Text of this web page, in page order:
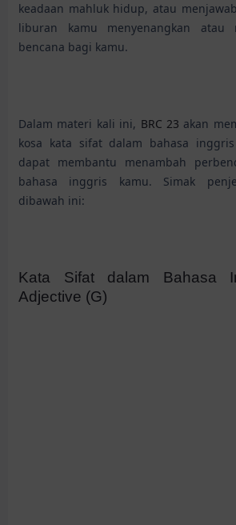
keadaan mahluk hidup, atau
liburan kamu menyenangkan atau
bencana bagi kamu.
Dalam materi kali ini, BRC 23 akan
kosa kata sifat dalam bahasa
dapat membantu menambah
bahasa inggris kamu. Simak
dibawah ini:
Kata Sifat dalam Bahasa
Adjective (G)